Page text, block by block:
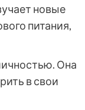
новые
питания,
Она
в свои